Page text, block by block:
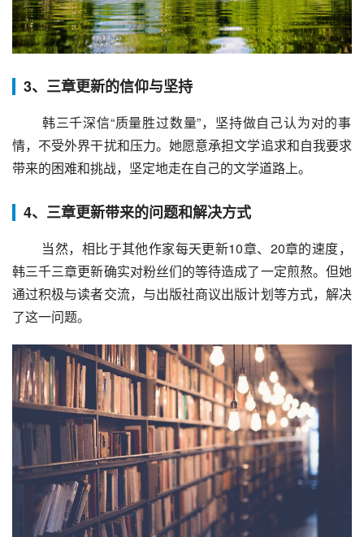
3、三章更新的信仰与坚持
情，不受外界干扰和压力。她愿意承担文学追求和自我要求
带来的困难和挑战，坚定地走在自己的文学道路上。
4、三章更新带来的问题和解决方式
韩三千三章更新确实对粉丝们的等待造成了一定煎熬。但她
通过积极与读者交流，与出版社商议出版计划等方式，解决
了这一问题。